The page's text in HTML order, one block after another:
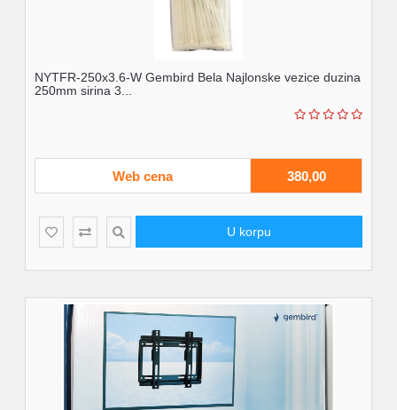
NYTFR-250x3.6-W Gembird Bela Najlonske vezice duzina
250mm sirina 3...
Web cena 380,00
U korpu